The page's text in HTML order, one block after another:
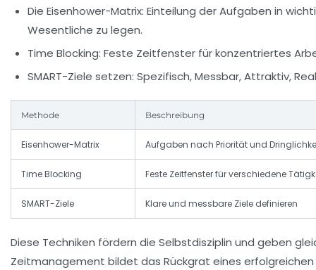
Die Eisenhower-Matrix: Einteilung der Aufgaben in
Wesentliche zu legen.
Time Blocking: Feste Zeitfenster für konzentriertes
SMART-Ziele setzen: Spezifisch, Messbar, Attraktiv,
Methode Beschreibung
Eisenhower-Matrix Aufgaben nach Priorität und
Time Blocking Feste Zeitfenster für verschiedene
SMART-Ziele Klare und messbare Ziele definieren
Diese Techniken fördern die Selbstdisziplin und geben
Zeitmanagement bildet das Rückgrat eines